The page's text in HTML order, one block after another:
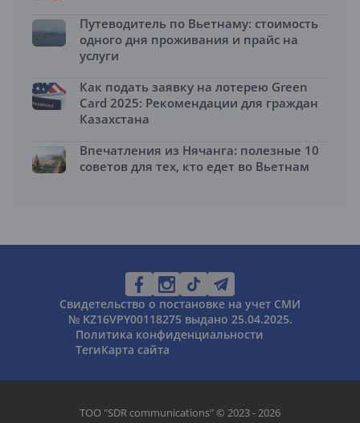
Путеводитель по Вьетнаму: стоимость
одного дня проживания и прайс на
услуги
Как подать заявку на лотерею Green
Card 2025: Рекомендации для граждан
Казахстана
Впечатления из Нячанга: полезные 10
советов для тех, кто едет во Вьетнам
Свидетельство о постановке на учет СМИ
№ KZ16VPY00118275 выдано 25.04.2025.
Политика конфиденциальности
ТегиКарта сайта
ТОО "SDR communications" © 2023 - 2026